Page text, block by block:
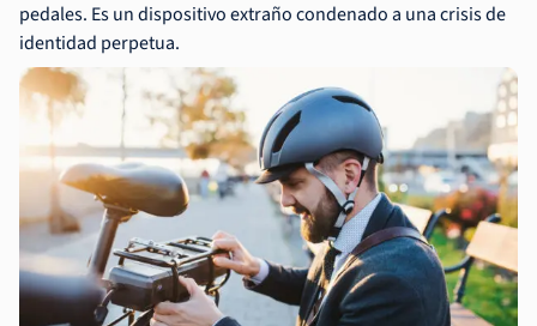
pedales. Es un dispositivo extraño condenado a una crisis de
identidad perpetua.